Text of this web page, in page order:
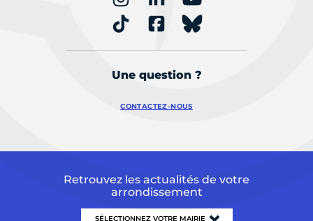
Une question ?
CONTACTEZ-NOUS
Retrouvez les actualités de votre
arrondissement